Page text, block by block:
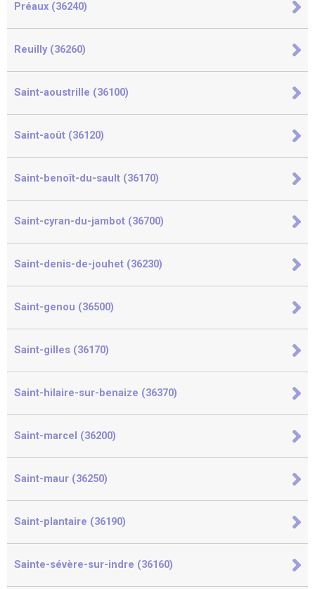
Préaux (36240)
Reuilly (36260)
Saint-aoustrille (36100)
Saint-août (36120)
Saint-benoît-du-sault (36170)
Saint-cyran-du-jambot (36700)
Saint-denis-de-jouhet (36230)
Saint-genou (36500)
Saint-gilles (36170)
Saint-hilaire-sur-benaize (36370)
Saint-marcel (36200)
Saint-maur (36250)
Saint-plantaire (36190)
Sainte-sévère-sur-indre (36160)